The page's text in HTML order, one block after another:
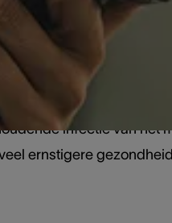
wel bekendstaat als het
genoemd. Indien
infectie van het
ernstigere